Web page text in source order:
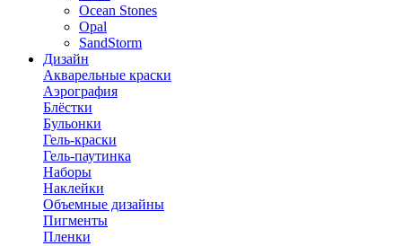
Ocean Stones
Opal
SandStorm
Дизайн
Акварельные краски
Аэрография
Блёстки
Бульонки
Гель-краски
Гель-паутинка
Наборы
Наклейки
Объемные дизайны
Пигменты
Пленки